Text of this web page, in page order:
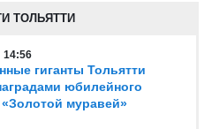
ТОЛЬЯТТИ
14:56
гиганты Тольятти
юбилейного
муравей»